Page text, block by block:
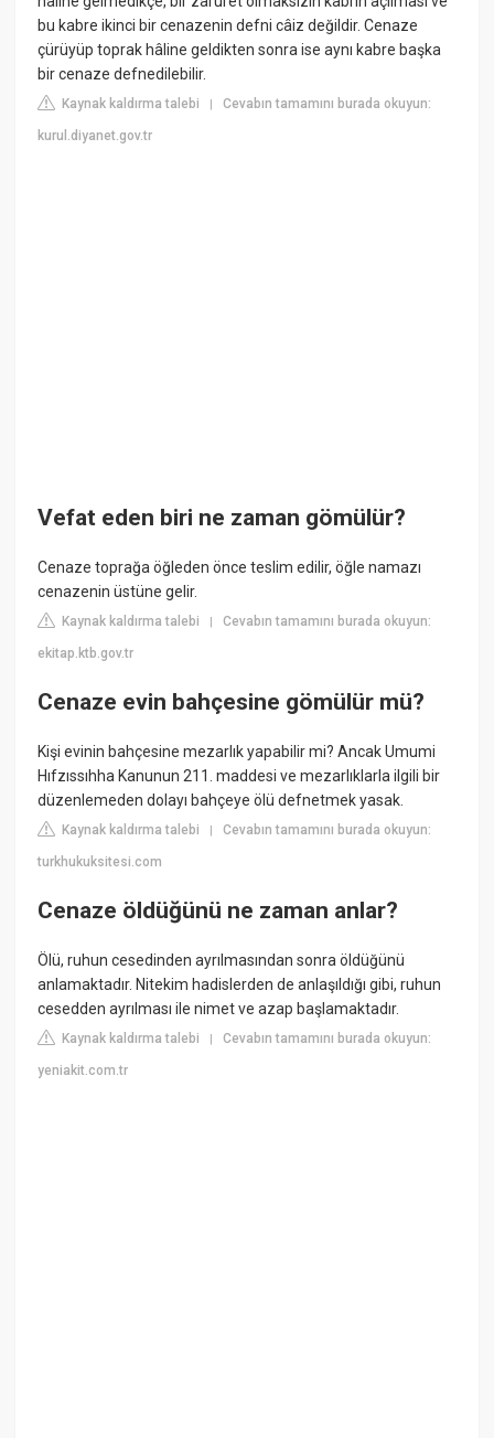
bu kabre ikinci bir cenazenin defni câiz değildir. Cenaze
çürüyüp toprak hâline geldikten sonra ise aynı kabre başka
bir cenaze defnedilebilir.
Kaynak kaldırma talebi |Cevabın tamamını burada okuyun:
kurul.diyanet.gov.tr
Vefat eden biri ne zaman gömülür?
Cenaze toprağa öğleden önce teslim edilir, öğle namazı
cenazenin üstüne gelir.
Kaynak kaldırma talebi |Cevabın tamamını burada okuyun:
ekitap.ktb.gov.tr
Cenaze evin bahçesine gömülür mü?
Kişi evinin bahçesine mezarlık yapabilir mi? Ancak Umumi
Hıfzıssıhha Kanunun 211. maddesi ve mezarlıklarla ilgili bir
düzenlemeden dolayı bahçeye ölü defnetmek yasak.
Kaynak kaldırma talebi |Cevabın tamamını burada okuyun:
turkhukuksitesi.com
Cenaze öldüğünü ne zaman anlar?
Ölü, ruhun cesedinden ayrılmasından sonra öldüğünü
anlamaktadır. Nitekim hadislerden de anlaşıldığı gibi, ruhun
cesedden ayrılması ile nimet ve azap başlamaktadır.
Kaynak kaldırma talebi |Cevabın tamamını burada okuyun:
yeniakit.com.tr